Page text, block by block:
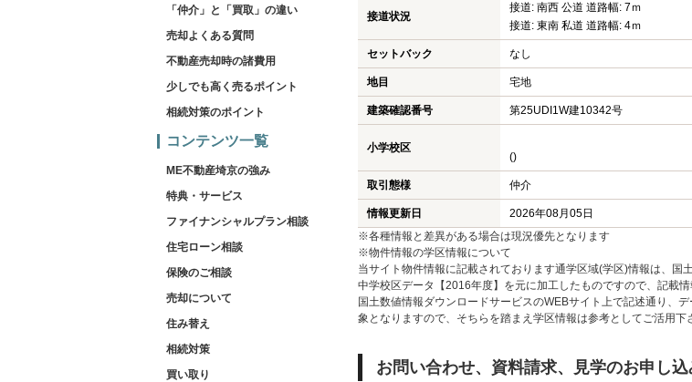
接道状況
接道: 南西 公道 道路幅: 7ｍ
接道: 東南 私道 道路幅: 4ｍ
セットバック なし
地目 宅地
建築確認番号 第25UDI1W建10342号
小学校区
()
取引態様 仲介
情報更新日 2026年08月05日
※各種情報と差異がある場合は現況優先となります
※物件情報の学区情報について
当サイト物件情報に記載されております通学区域(学区)情報は、
中学校区データ【2016年度】を元に加工したものですので、記載
国土数値情報ダウンロードサービスのWEBサイト上で記述通り、
象となりますので、そちらを踏まえ学区情報は参考としてご活用下
お問い合わせ、資料請求、見学のお申し
「仲介」と「買取」の違い
売却よくある質問
不動産売却時の諸費用
少しでも高く売るポイント
相続対策のポイント
コンテンツ一覧
ME不動産埼京の強み
特典・サービス
ファイナンシャルプラン相談
住宅ローン相談
保険のご相談
売却について
住み替え
相続対策
買い取り